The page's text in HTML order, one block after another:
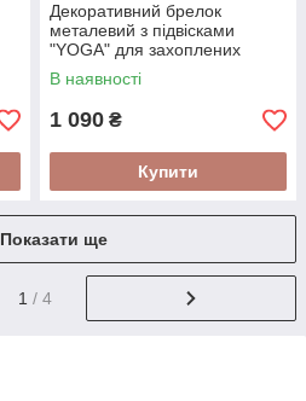
Декоративний брелок
металевий з підвісками
"YOGA" для захоплених
йогою від німецького бренду
Troika
В наявності
1 090 ₴
Купити
Показати ще
1 / 4